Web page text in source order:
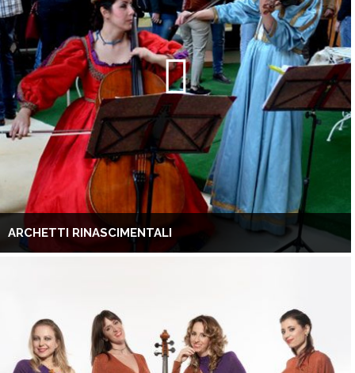
ARCHETTI RINASCIMENTALI